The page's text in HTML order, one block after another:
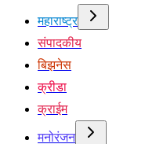
महाराष्ट्र
संपादकीय
बिझनेस
क्रीडा
क्राईम
मनोरंजन